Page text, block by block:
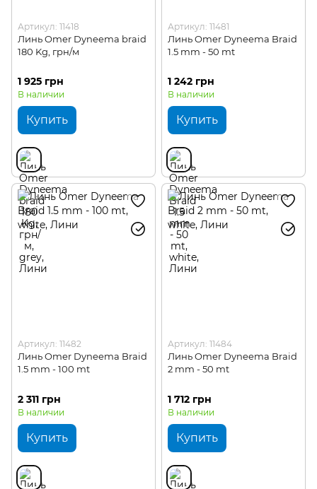
Артикул: 11418
Линь Omer Dyneema braid
180 Kg, грн/м
1 925 грн
В наличии
Купить
Артикул: 11481
Линь Omer Dyneema Braid
1.5 mm - 50 mt
1 242 грн
В наличии
Купить
Артикул: 11482
Линь Omer Dyneema Braid
1.5 mm - 100 mt
2 311 грн
В наличии
Купить
Артикул: 11484
Линь Omer Dyneema Braid
2 mm - 50 mt
1 712 грн
В наличии
Купить